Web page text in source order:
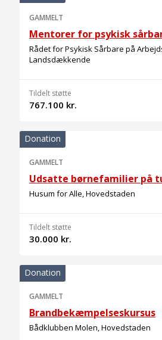
GAMMELT
Mentorer for psykisk
Rådet for Psykisk Sårbare på
Landsdækkende
Tildelt støtte
767.100 kr.
Donation
GAMMELT
Udsatte børnefamilier på
Husum for Alle, Hovedstaden
Tildelt støtte
30.000 kr.
Donation
GAMMELT
Brandbekæmpelseskursus
Bådklubben Molen, Hovedstaden